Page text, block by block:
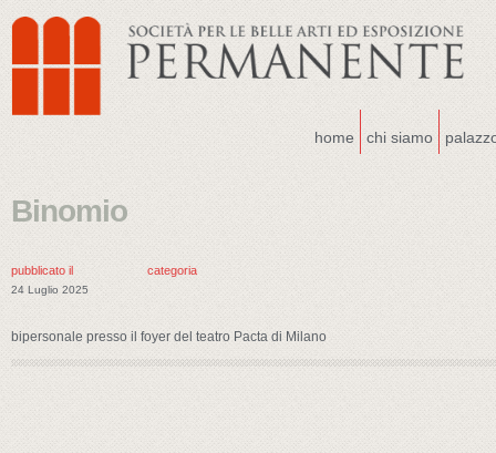
home chi siamo
Binomio
pubblicato il
24 Luglio 2025
categoria
bipersonale presso il foyer del teatro Pacta di Milano